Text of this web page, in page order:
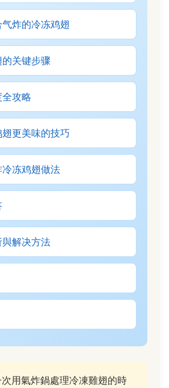
炸的冷冻鸡翅
关键步骤
攻略
更美味的技巧
冻鸡翅做法
解决方法
用氣炸鍋處理冷凍雞翅的時